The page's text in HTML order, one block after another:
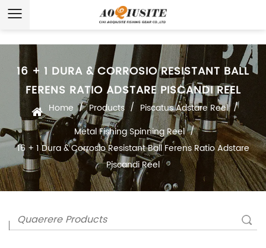
16 + 1 DURA & CORROSIO RESISTANT BALL
FERENS RATIO ADSTARE PISCANDI REEL
Home / Products / Piscatus Adstare Reel /
Metal Fishing Spinning Reel /
16 + 1 Dura & Corrosio Resistant Ball Ferens Ratio Adstare
Piscandi Reel